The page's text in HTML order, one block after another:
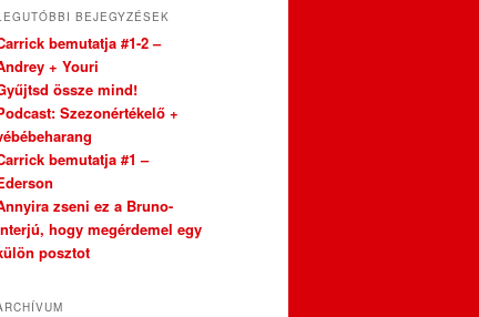
BEJEGYZÉSEK
bemutatja #1-2 –
+ Youri
össze mind!
Szezonértékelő +
bemutatja #1 –
zseni ez a Bruno-
hogy megérdemel egy
posztot